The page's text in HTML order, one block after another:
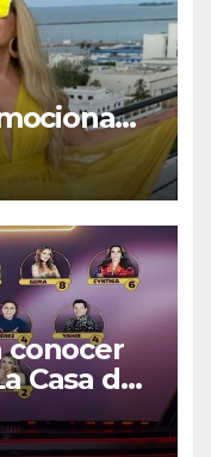
le harán
conocer
Casa de
en